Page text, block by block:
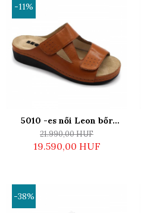
-11%
5010 -es női Leon bőr
papucs - barna - kivehető
talpbetéttel
21.990,00 HUF
19.590,00 HUF
-38%